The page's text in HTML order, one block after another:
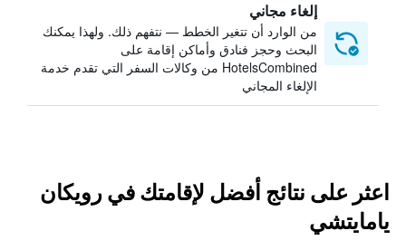
إلغاء مجاني
من الوارد أن تتغير الخطط — نتفهم ذلك. ولهذا يمكنك
البحث وحجز فنادق وأماكن إقامة على
HotelsCombined من وكالات السفر التي تقدم خدمة
الإلغاء المجاني
اعثر على نتائج أفضل لإقامتك في رويكان
يامايتشي